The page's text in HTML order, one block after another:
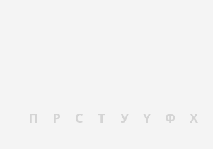
П Р С Т У Ү Ф Х